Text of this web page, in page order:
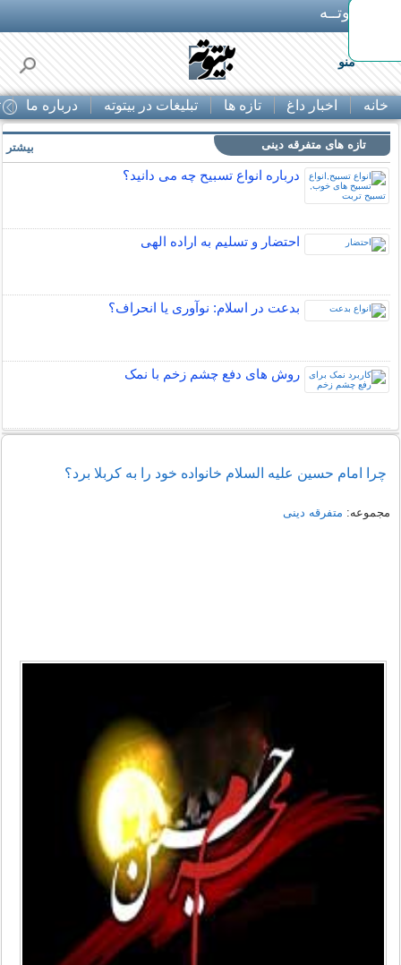
بـیتوتــه
منو
خانه اخبار داغ تازه ها تبلیغات در بیتوته درباره ما
تازه های متفرقه دینی
درباره انواع تسبیح چه می دانید؟
احتضار و تسلیم به اراده الهی
بدعت در اسلام: نوآوری یا انحراف؟
روش های دفع چشم زخم با نمک
بیشتر
چرا امام حسین علیه السلام خانواده خود را به کربلا برد؟
مجموعه: متفرقه دینی